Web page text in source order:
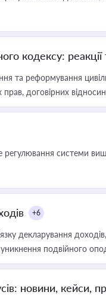
кодексу: реакції
та реформування
договірних
системи вищої
+6
декларування
подвійного
новини, кейси,